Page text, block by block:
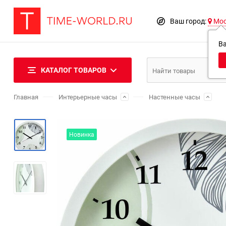
Ваш город:
КАТАЛОГ ТОВАРОВ
Главная Интерьерные часы Настенные часы
Новинка